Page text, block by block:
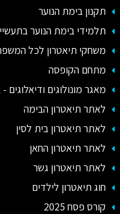
תקנון בימת הנוער
תלמידי בימת הנוער
משחקי תיאטרון לכל
מתחם הקופסה
מאגר מונולוגים ודיאלוגים
לאתר תיאטרון הבימה
לאתר תיאטרון בית לסין
לאתר תיאטרון החאן
לאתר תיאטרון גשר
חוג תיאטרון לילדים
קורס פסח 2025